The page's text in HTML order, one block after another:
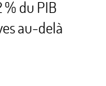
% du PIB
au-delà